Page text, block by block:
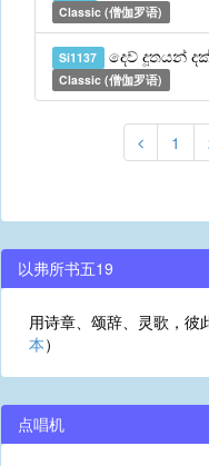
Classic (僧伽罗语)
Si1137 දෙව් දූතයන්
Classic (僧伽罗语)
1
以弗所书五19
用诗章、颂辞、灵歌，彼
本）
点唱机